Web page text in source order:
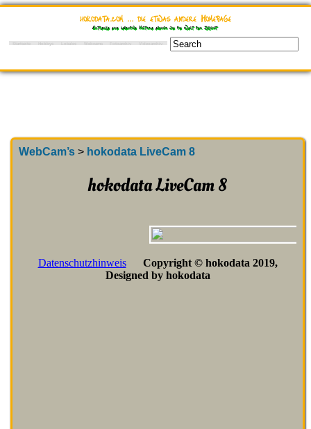
hokodata.com … die etwas andere Homepage
Entdecke eine lebendige Historie ebenso wie die Welt der Zukunft
WebCam’s> hokodata LiveCam 8
hokodata LiveCam 8